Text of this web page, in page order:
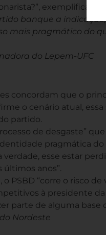
exemplifica
banque a
mais pragmático do
do Lepem-UFC
concordam que o
o cenário atual,
partido.
de desgaste”
pragmática
verdade, esse estar
anos”.
o PSBD “corre o risco
à presidente
parte de alguma
Nordeste